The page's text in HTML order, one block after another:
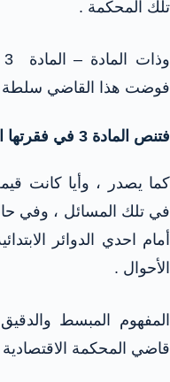
تلك المحكمة .
فوضت هذا القاضي سلطة
فتنص المادة 3 في فقرتها الثالثة علي أنه :
كما يصدر ، وأيا كانت
في تلك المسائل ، وفي
أمام احدي الدوائر
الأحوال .
المفهوم المبسط
قاضي المحكمة الاقتصادية